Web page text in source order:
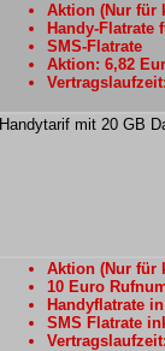
Aktion (Nur für
Handy-Flatrate
SMS-Flatrate
Aktion: 6,82
Handytarif mit 20 GB
Aktion (Nur für
10 Euro
Handyflatrate
SMS Flatrate